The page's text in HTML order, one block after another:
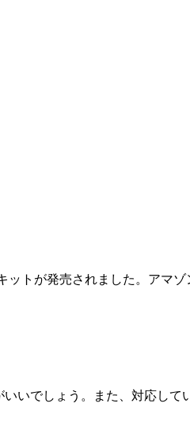
トが発売されました。アマゾ
いでしょう。また、対応し